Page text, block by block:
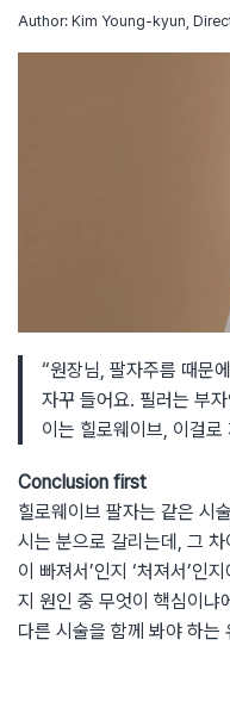
Author: Kim Young-kyun,
“원장님, 팔자주름 때문
자꾸 들어요. 필러는 부
이는 힐로웨이브, 이걸
Conclusion first
힐로웨이브 팔자는 같은 시
시는 분으로 갈리는데, 그 차
이 빠져서’인지 ‘처져서’인
지 원인 중 무엇이 핵심이냐
다른 시술을 함께 봐야 하는